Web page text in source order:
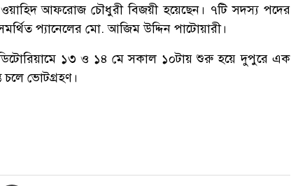
আফরোজ চৌধুরী বিজয়ী হয়েছেন। ৭টি সদস্য পদের
প্যানেলের মো. আজিম উদ্দিন পাটোয়ারী।
১৩ ও ১৪ মে সকাল ১০টায় শুরু হয়ে দুপুরে এক
চলে ভোটগ্রহণ।